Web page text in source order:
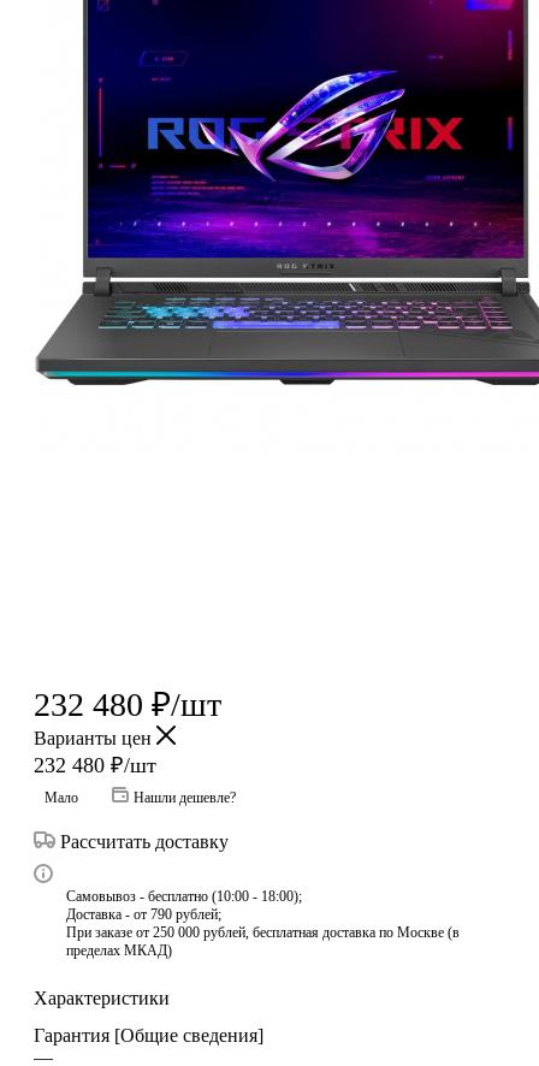
232 480 ₽/шт
Варианты цен
232 480 ₽/шт
Мало Нашли дешевле?
Рассчитать доставку
Самовывоз - бесплатно (10:00 - 18:00);
Доставка - от 790 рублей;
При заказе от 250 000 рублей, бесплатная доставка по Москве (в
пределах МКАД)
Характеристики
Гарантия [Общие сведения]
—